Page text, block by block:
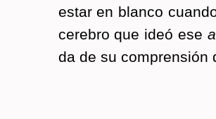
estar en blan­co
ce­re­bro que ideó ese
da de su com­pren­sión